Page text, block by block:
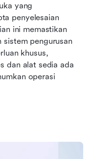
yang
penyelesaian
ini memastikan
sistem pengurusan
khusus,
dan alat sedia ada
operasi